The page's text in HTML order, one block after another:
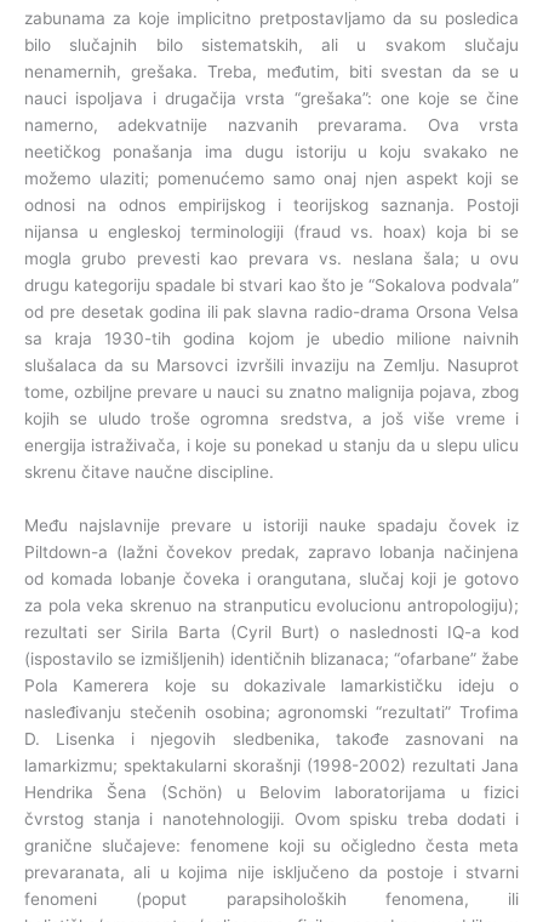
zabunama za koje implicitno pretpostavljamo da su posledica
bilo slučajnih bilo sistematskih, ali u svakom slučaju
nenamernih, grešaka. Treba, međutim, biti svestan da se u
nauci ispoljava i drugačija vrsta “grešaka”: one koje se čine
namerno, adekvatnije nazvanih prevarama. Ova vrsta
neetičkog ponašanja ima dugu istoriju u koju svakako ne
možemo ulaziti; pomenućemo samo onaj njen aspekt koji se
odnosi na odnos empirijskog i teorijskog saznanja. Postoji
nijansa u engleskoj terminologiji (fraud vs. hoax) koja bi se
mogla grubo prevesti kao prevara vs. neslana šala; u ovu
drugu kategoriju spadale bi stvari kao što je “Sokalova podvala”
od pre desetak godina ili pak slavna radio-drama Orsona Velsa
sa kraja 1930-tih godina kojom je ubedio milione naivnih
slušalaca da su Marsovci izvršili invaziju na Zemlju. Nasuprot
tome, ozbiljne prevare u nauci su znatno malignija pojava, zbog
kojih se uludo troše ogromna sredstva, a još više vreme i
energija istraživača, i koje su ponekad u stanju da u slepu ulicu
skrenu čitave naučne discipline.
Među najslavnije prevare u istoriji nauke spadaju čovek iz
Piltdown-a (lažni čovekov predak, zapravo lobanja načinjena
od komada lobanje čoveka i orangutana, slučaj koji je gotovo
za pola veka skrenuo na stranputicu evolucionu antropologiju);
rezultati ser Sirila Barta (Cyril Burt) o naslednosti IQ-a kod
(ispostavilo se izmišljenih) identičnih blizanaca; “ofarbane” žabe
Pola Kamerera koje su dokazivale lamarkističku ideju o
nasleđivanju stečenih osobina; agronomski “rezultati” Trofima
D. Lisenka i njegovih sledbenika, takođe zasnovani na
lamarkizmu; spektakularni skorašnji (1998-2002) rezultati Jana
Hendrika Šena (Schön) u Belovim laboratorijama u fizici
čvrstog stanja i nanotehnologiji. Ovom spisku treba dodati i
granične slučajeve: fenomene koji su očigledno česta meta
prevaranata, ali u kojima nije isključeno da postoje i stvarni
fenomeni (poput parapsiholoških fenomena, ili